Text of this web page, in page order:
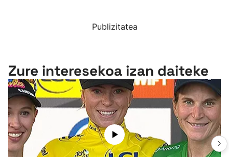
Publizitatea
Zure interesekoa izan daiteke